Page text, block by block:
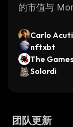
的市值与
Carlo
nftxbt
The
Solordi
团队更新